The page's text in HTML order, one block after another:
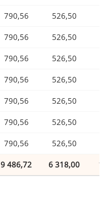
790,56 526,50
790,56 526,50
790,56 526,50
790,56 526,50
790,56 526,50
790,56 526,50
790,56 526,50
9 486,72 6 318,00 1